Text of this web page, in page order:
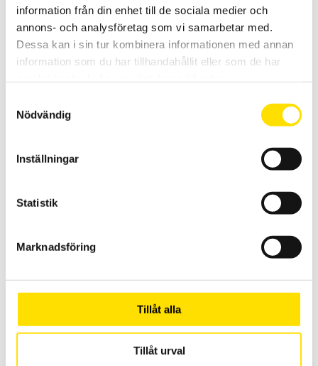
information från din enhet till de sociala medier och
annons- och analysföretag som vi samarbetar med.
Dessa kan i sin tur kombinera informationen med annan
information som du har tillhandahållit eller som de har
Nödvändig
Inställningar
Statistik
Marknadsföring
Tillåt alla
Tillåt urval
1.00kr –38,850.00krPrisintervall:
1.00 kr
till
38,850.00 kr
LÄS MER
Alluris FMT-W30 är perfekt för standarderna (EN IEC 60532-2; SAE /
USCAR-21 eller VW-60330) för att bestämma uttagskraften på
kabelskor eller andra anslutningar där det inte krävs mätning av
22,000.00 kr
till